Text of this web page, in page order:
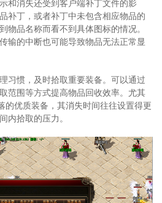
和消失还受到客户端补丁文件的影
补丁，或者补丁中未包含相应物品的
物品名称而看不到具体图标的情况。
输的中断也可能导致物品无法正常显
习惯，及时拾取重要装备。可以通过
范围等方式提高物品回收效率。尤其
的优质装备，其消失时间往往设置得更
内拾取的压力。